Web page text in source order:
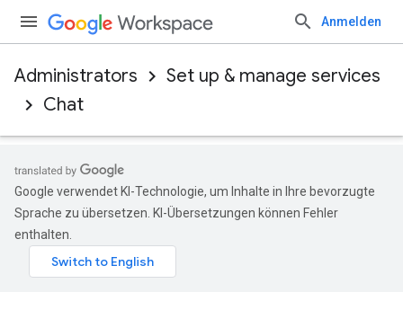
Anmelden
Administrators
Set up & manage services
Chat
Google verwendet KI-Technologie, um Inhalte in Ihre bevorzugte
Sprache zu übersetzen. KI-Übersetzungen können Fehler
enthalten.